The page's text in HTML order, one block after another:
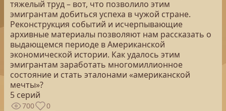
тяжелый труд – вот, что позволило этим
эмигрантам добиться успеха в чужой стране.
Реконструкция событий и исчерпывающие
архивные материалы позволяют нам рассказать о
выдающемся периоде в Американской
экономической истории. Как удалось этим
эмигрантам заработать многомиллионное
состояние и стать эталонами «американской
мечты»?
5 серий
700 0